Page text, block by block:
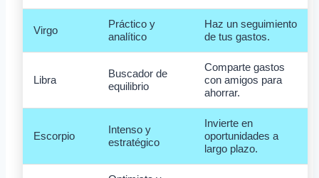
Virgo
Práctico y
analítico
Haz un seguimiento
de tus gastos.
Libra
Buscador de
equilibrio
Comparte gastos
con amigos para
ahorrar.
Escorpio
Intenso y
estratégico
Invierte en
oportunidades a
largo plazo.